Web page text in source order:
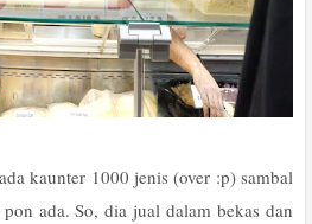
kaunter 1000 jenis (over :p) sambal
ada. So, dia jual dalam bekas dan